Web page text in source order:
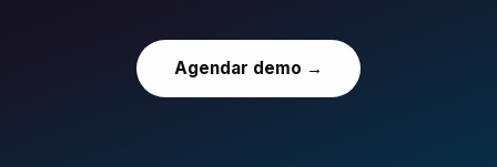
Agendar demo →